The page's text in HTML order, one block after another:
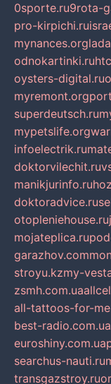
0sporte.ru9rota-
pro-kirpichi.ru
mynances.org
odnokartinki.ru
oysters-digital.ru
myremont.org
superdeutsch.ru
mypetslife.org
infoelectrik.ru
doktorvilechit.ru
manikjurinfo.ru
doktoradvice.ru
otopleniehouse.ru
mojateplica.ru
garazhov.com
stroyu.kzmy-
zsmh.com.ua
all-tattoos-for-
best-radio.com.ua
euroshiny.com.ua
searchus-nauti.ru
transgazstroy.ru